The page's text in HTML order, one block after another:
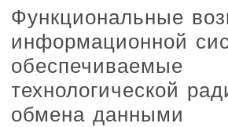
Функциональные
информационной
обеспечиваемые
технологической
обмена данными